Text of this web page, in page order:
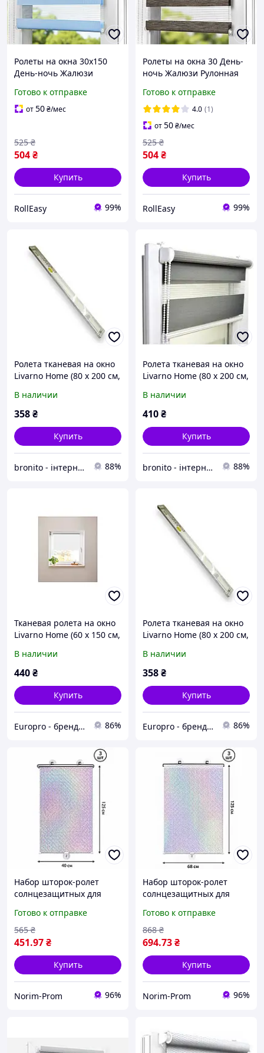
Ролеты на окна 30х150
День-ночь Жалюзи
фиксацией под наклон
Рулонные шторы Ролета
Готово к отправке
от50₴/мес
504₴
525 ₴
Купить
RollEasy 99%
Ролеты на окна 30 День-
ночь Жалюзи Рулонная
наклон Рулонные шторы
Ролета тканевая D-3004
Коричневый графит
Готово к отправке
4.0 (1)
от50₴/мес
504₴
525 ₴
Купить
RollEasy 99%
Ролета тканевая на окно
Livarno Home (80 x 200 см,
В наличии
358₴
Купить
bronito - інтернет-магазин із широким асортиментом 88%
Ролета тканевая на окно
Livarno Home (80 x 200 см,
В наличии
410₴
Купить
bronito - інтернет-магазин із широким асортиментом 88%
Тканевая ролета на окно
Livarno Home (60 x 150 см,
В наличии
440₴
Купить
Europro - бренд надійної техніки 86%
Ролета тканевая на окно
Livarno Home (80 x 200 см,
В наличии
358₴
Купить
Europro - бренд надійної техніки 86%
Набор шторок-ролет
солнцезащитных для
RolerProtect 3 шт 40 х 125
см Серебро
Готово к отправке
451.97₴
565 ₴
Купить
Norim-Prom 96%
Набор шторок-ролет
солнцезащитных для
RolerProtect 3 шт 68 х 125
см Серебро
Готово к отправке
694.73₴
868 ₴
Купить
Norim-Prom 96%